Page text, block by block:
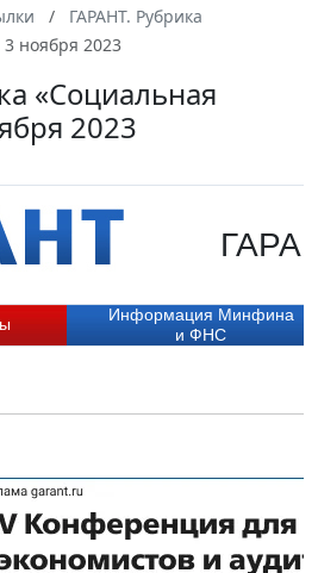
ГАРАНТ. Рубрика
3 ноября 2023
«Социальная
2023
Информация Минфина
и ФНС